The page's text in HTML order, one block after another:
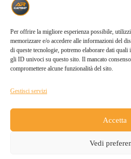
Per offrire la migliore esperienza possibile,
memorizzare e/o accedere alle informazioni del
di queste tecnologie, potremo elaborare dati
gli ID univoci su questo sito. Il mancato
compromettere alcune funzionalità del sito.
Gestisci servizi
Accetta
Vedi
Ti sosteniamo in ogni tua scelta
Via carrara,155 Pompei(NA)
0818506091